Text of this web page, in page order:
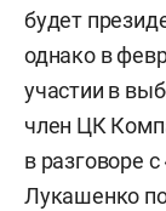
будет
однако в
участии в
член ЦК
в разговоре
Лукашенко